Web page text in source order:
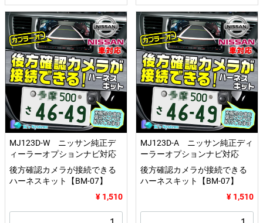
MJ123D-W ニッサン純正デ
ィーラーオプションナビ対応
後方確認カメラが接続できる
ハーネスキット【BM-07】
¥ 1,510
MJ123D-A ニッサン純正ディ
ーラーオプションナビ対応
後方確認カメラが接続できる
ハーネスキット【BM-07】
¥ 1,510